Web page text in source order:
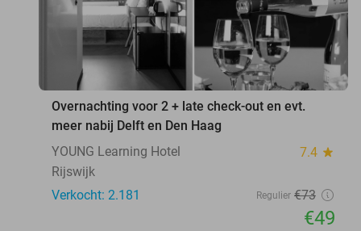
Overnachting voor 2 + late check-out en evt.
meer nabij Delft en Den Haag
YOUNG Learning Hotel
7.4 star
Rijswijk
Verkocht: 2.181
Regulier €73
€49